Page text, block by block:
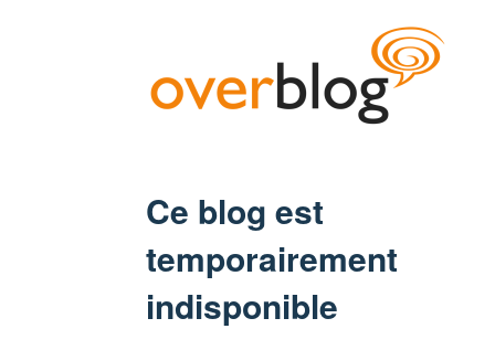
Ce blog est
temporairement
indisponible